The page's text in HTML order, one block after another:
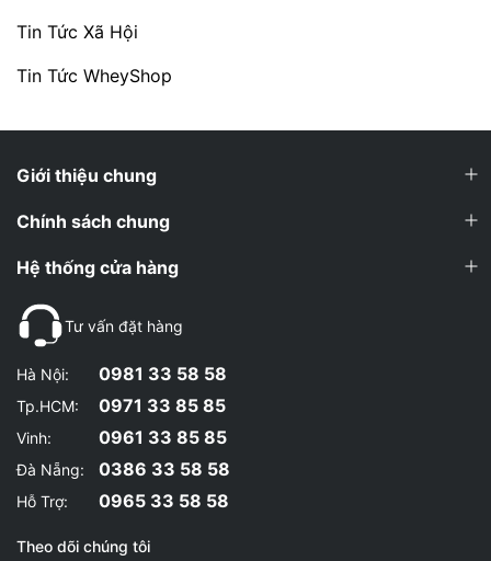
Tin Tức Xã Hội
Tin Tức WheyShop
Giới thiệu chung
Chính sách chung
Hệ thống cửa hàng
Tư vấn đặt hàng
Hà Nội: 0981 33 58 58
Tp.HCM: 0971 33 85 85
Vinh: 0961 33 85 85
Đà Nẵng: 0386 33 58 58
Hỗ Trợ: 0965 33 58 58
Theo dõi chúng tôi